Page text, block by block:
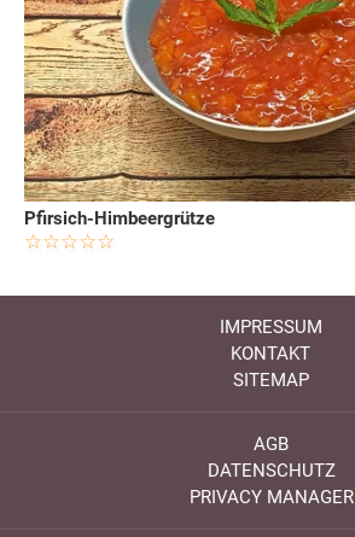
Pfirsich-Himbeergrütze
IMPRESSUM
KONTAKT
SITEMAP
AGB
DATENSCHUTZ
PRIVACY MANAGER